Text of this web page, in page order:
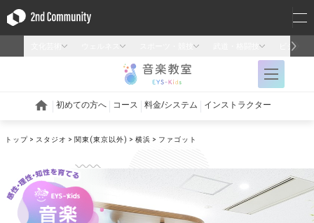
トップ スタジオ 関東(東京以外) 横浜 ファゴット